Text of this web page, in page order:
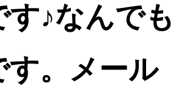
す♪なんでも
す。メール